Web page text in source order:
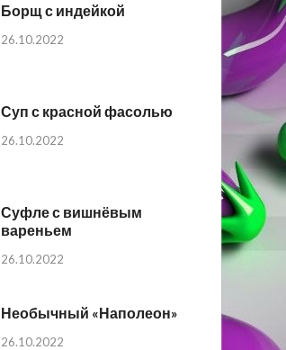
Борщ с индейкой
26.10.2022
Суп с красной фасолью
26.10.2022
Суфле с вишнёвым
вареньем
26.10.2022
Необычный «Наполеон»
26.10.2022